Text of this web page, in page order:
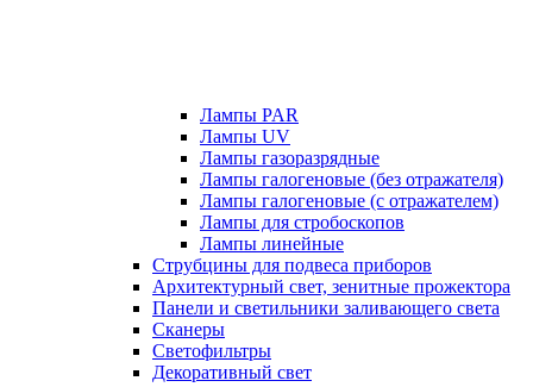
Лампы PAR
Лампы UV
Лампы газоразрядные
Лампы галогеновые (без отражателя)
Лампы галогеновые (с отражателем)
Лампы для стробоскопов
Лампы линейные
Струбцины для подвеса приборов
Архитектурный свет, зенитные прожектора
Панели и светильники заливающего света
Сканеры
Светофильтры
Декоративный свет